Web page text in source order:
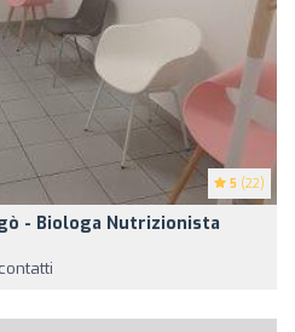
5 (22)
- Biologa Nutrizionista